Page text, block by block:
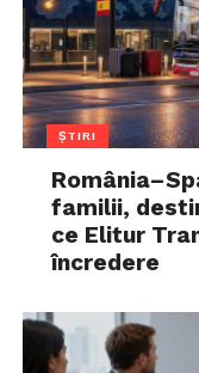
ȘTIRI
familii,
ce Elitur
încredere